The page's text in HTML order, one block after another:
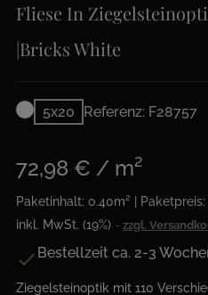
Fliese In
|Bricks White
5x20 Referenz: F28757
72,98 € / m²
Paketinhalt: 0.40m² | Paketpreis:
inkl. MwSt. (19%)
zzgl.
 Bestellzeit ca. 2-3
Ziegelsteinoptik mit 110